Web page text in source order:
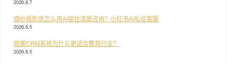
2026.8.7
婚纱摄影店怎么用AI接住凌晨咨询？小红书AI私信客服
2026.8.5
螳螂CRM系统为什么更适合教育行业？
2026.8.5